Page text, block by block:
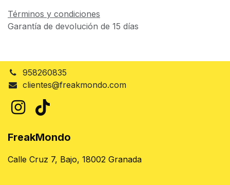
Términos y condiciones
Garantía de devolución de 15 días
958260835
clientes@freakmondo.com
FreakMondo
Calle Cruz 7, Bajo, 18002 Granada